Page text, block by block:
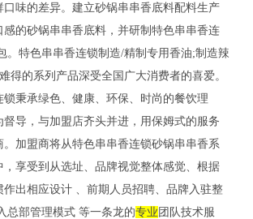
口味的差异。建立砂锅串串香底料配料生产
感的砂锅串串香底料，并研制特色串串香连
。特色串串香连锁制造/精制专用香油;制造辣
得的系列产品深受全国广大消费者的喜爱。
承绿色、健康、环保、时尚的餐饮理
导，与加盟店齐头并进，用保姆式的服务
。加盟商将从特色串串香连锁砂锅串串香系
，享受到从选址、品牌视觉整体感觉、根据
作出相应设计 、前期人员招聘、品牌入驻整
总部管理模式 等一条龙的专业团队技术服